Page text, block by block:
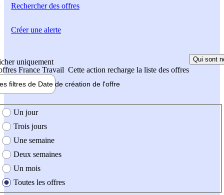
Rechercherdes offres
uniquement
France Travail Cette action recharge la liste des offres
Qui sont
filtres de Date de création de l'offre
création de l'offre
Un jour
Trois jours
Une semaine
Deux semaines
Un mois
Toutes les offres
Créer une alerte